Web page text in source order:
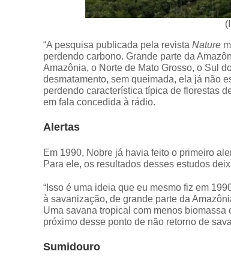
“A pesquisa publicada pela revista Nature
perdendo carbono. Grande parte da
Amazônia, o Norte de Mato Grosso, o Sul
desmatamento, sem queimada, ela já não
perdendo característica típica de florestas
em fala concedida à rádio.
Alertas
Em 1990, Nobre já havia feito o primeiro
Para ele, os resultados desses estudos
“Isso é uma ideia que eu mesmo fiz em
à savanização, de grande parte da
Uma savana tropical com menos
próximo desse ponto de não retorno de
Sumidouro